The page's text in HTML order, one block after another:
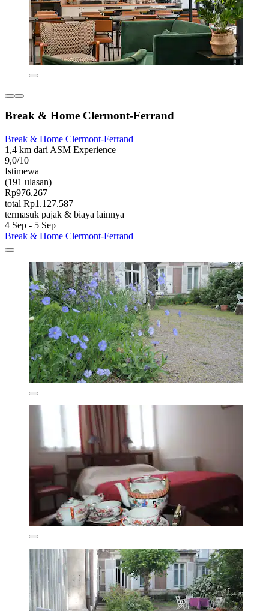
Break & Home Clermont-Ferrand
Break & Home Clermont-Ferrand
1,4 km dari ASM Experience
9,0/10
Istimewa
(191 ulasan)
Rp976.267
total Rp1.127.587
termasuk pajak & biaya lainnya
4 Sep - 5 Sep
Break & Home Clermont-Ferrand